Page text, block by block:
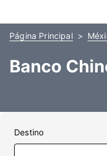
Página Principal
Banco
Destino